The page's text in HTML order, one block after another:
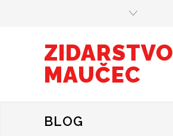
ZIDARSTVO
MAUČEC
BLOG